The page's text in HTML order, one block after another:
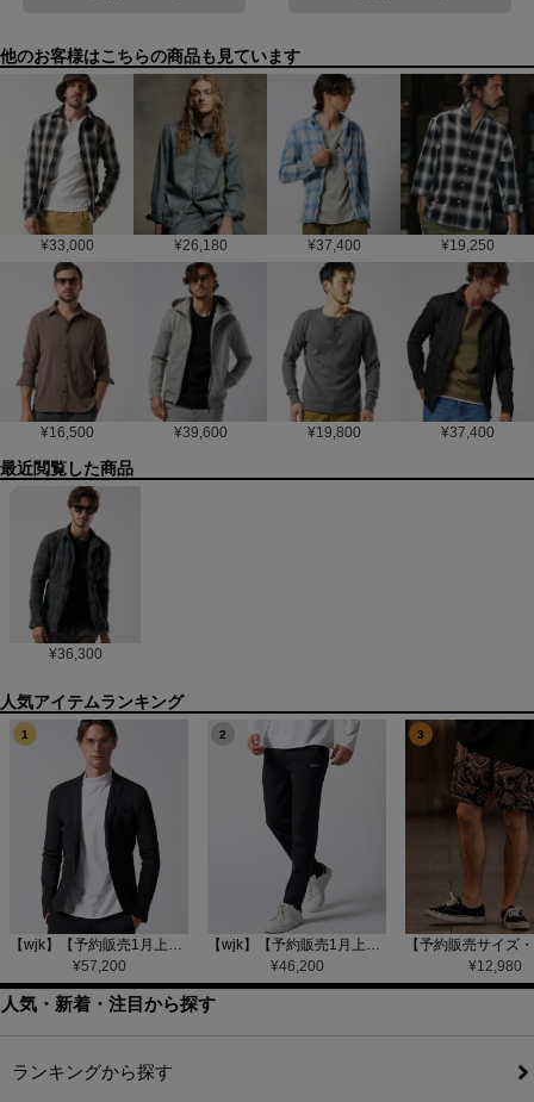
他のお客様はこちらの商品も見ています
¥33,000 ¥26,180 ¥37,400 ¥19,250
¥16,500 ¥39,600 ¥19,800 ¥37,400
最近閲覧した商品
¥36,300
1
【wjk】【予約販売1月上旬～中旬入荷】function knit jacket(jacquard check) ニットジャケット(207 mw08j)
¥57,200
2
【wjk】【予約販売1月上旬～中旬入荷】function knit easy slacks(jacquard check) ニットイージーパンツ(504 mw08j)
¥46,200
3
¥12,980
人気・新着・注目から探す
ランキングから探す